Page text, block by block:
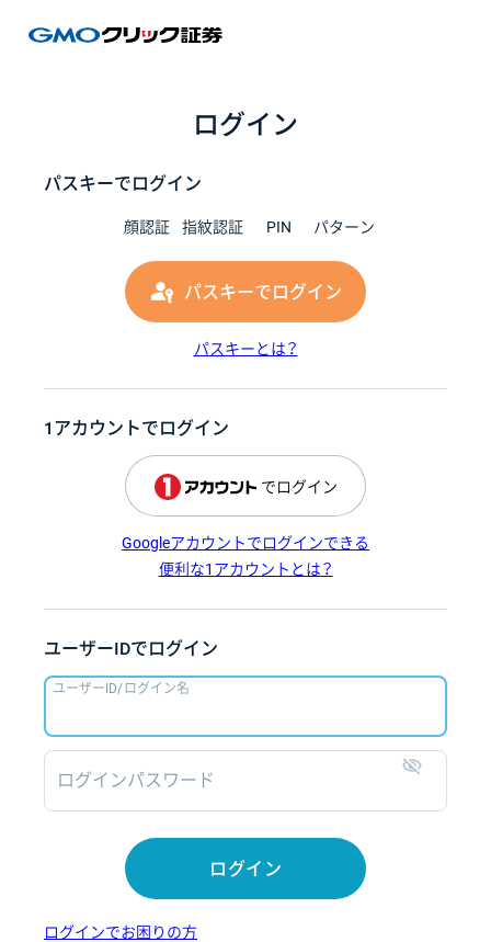
ログイン
パスキーでログイン
顔認証 指紋認証 PIN パターン
パスキーでログイン
パスキーとは？
1アカウントでログイン
でログイン
Googleアカウントでログインできる
便利な1アカウントとは？
ユーザーIDでログイン
ユーザーID/ログイン名
ログインパスワード
ログイン
ログインでお困りの方